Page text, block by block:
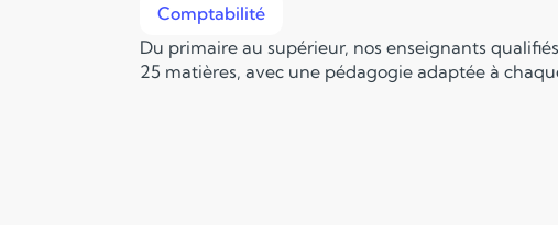
Comptabilité
Du primaire au supérieur, nos enseignants
25 matières, avec une pédagogie adaptée à